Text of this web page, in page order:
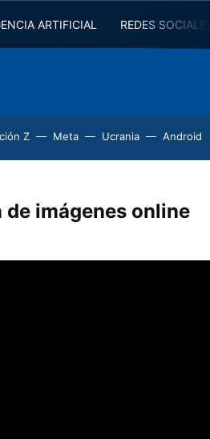
ARTIFICIAL REDES
Z Meta Ucrania Android
imágenes online